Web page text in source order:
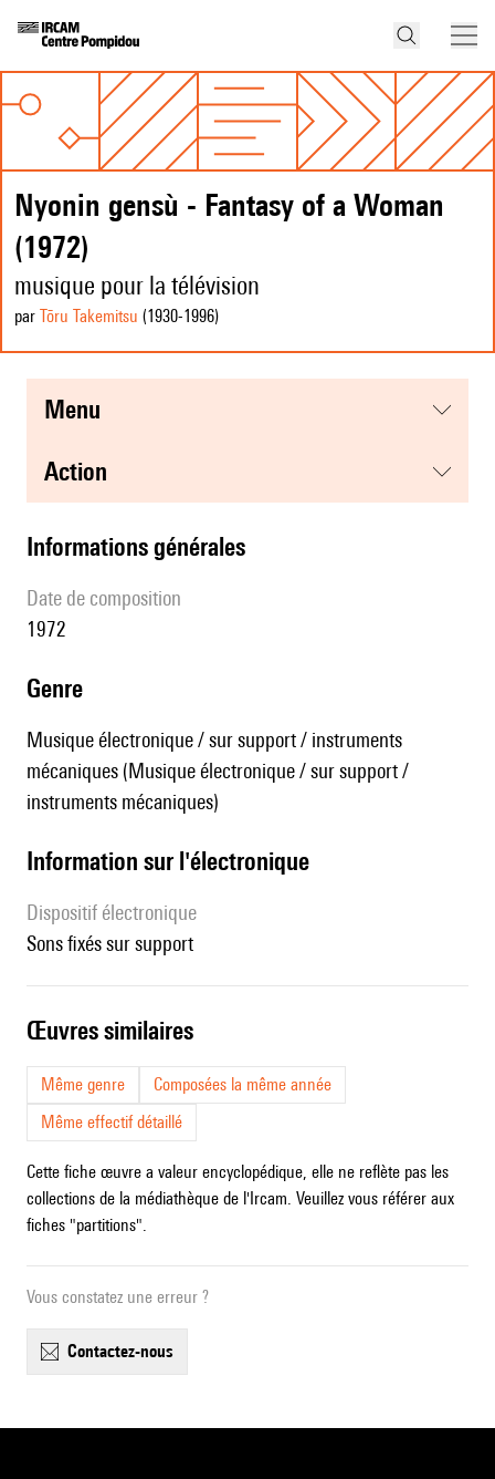
Nyonin gensù - Fantasy of a Woman
(1972)
musique pour la télévision
par Tōru Takemitsu (1930-1996)
menu
action
informations générales
date de composition
1972
genre
Musique électronique / sur support / instruments
mécaniques (Musique électronique / sur support /
instruments mécaniques)
Information sur l'électronique
Dispositif électronique
sons fixés sur support
œuvres similaires
Même genre
Composées la même année
Même effectif détaillé
Cette fiche œuvre a valeur encyclopédique, elle ne reflète pas les
collections de la médiathèque de l'Ircam. Veuillez vous référer aux
fiches "partitions".
Vous constatez une erreur ?
contactez-nous